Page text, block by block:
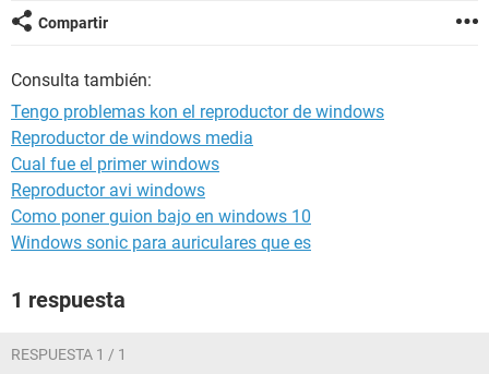
Compartir
Consulta también:
Tengo problemas kon el reproductor de windows
Reproductor de windows media
Cual fue el primer windows
Reproductor avi windows
Como poner guion bajo en windows 10
Windows sonic para auriculares que es
1 respuesta
RESPUESTA 1 / 1